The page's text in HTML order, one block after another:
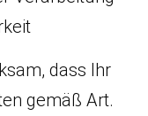
dass Ihr
gemäß Art.